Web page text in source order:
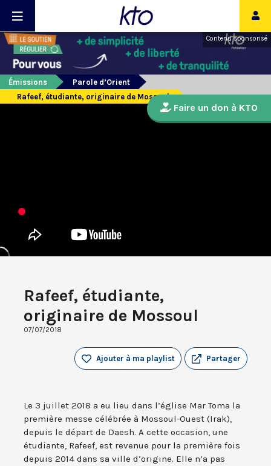
Contenu sponsorisé
Émissions
Parole d’Orient
Rafeef, étudiante, originaire de Mossoul
Rafeef, étudiante,
originaire de Mossoul
07/07/2018
Partager
Ajouter à ma playlist
Le 3 juillet 2018 a eu lieu dans l’église Mar Toma la
première messe célébrée à Mossoul-Ouest (Irak),
depuis le départ de Daesh. A cette occasion, une
étudiante, Rafeef, est revenue pour la première fois
depuis 2014 dans sa ville d’origine. Elle n’a pas
Faire un don à KTO